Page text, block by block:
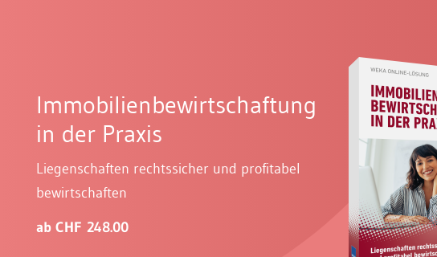
Immobilienbewirtschaftung
in der Praxis
Liegenschaften rechtssicher und profitabel
bewirtschaften
ab CHF 248.00